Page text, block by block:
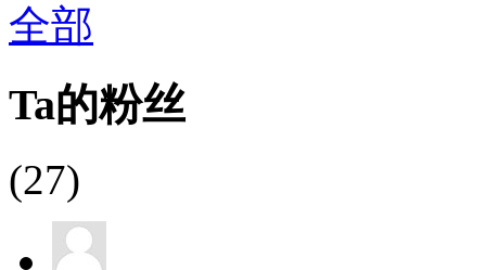
全部
Ta的粉丝
(27)